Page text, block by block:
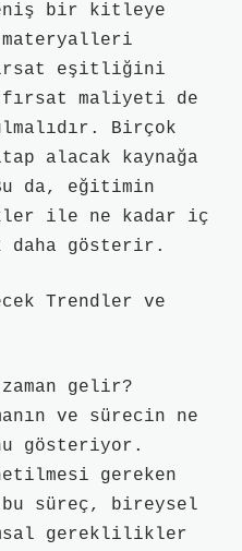
bir kitleye
materyalleri
eşitliğini
maliyeti de
Birçok
alacak kaynağa
da, eğitimin
ile ne kadar iç
daha gösterir.
Trendler ve
gelir?
ve sürecin ne
gösteriyor.
gereken
süreç, bireysel
gereklilikler